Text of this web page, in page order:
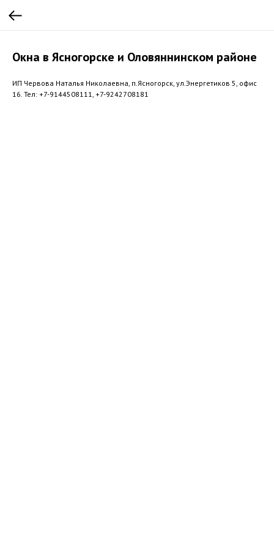
Окна в Ясногорске и Оловяннинском районе
ИП Червова Наталья Николаевна, п.Ясногорск, ул.Энергетиков 5, офис
16. Тел: +7-9144508111, +7-9242708181